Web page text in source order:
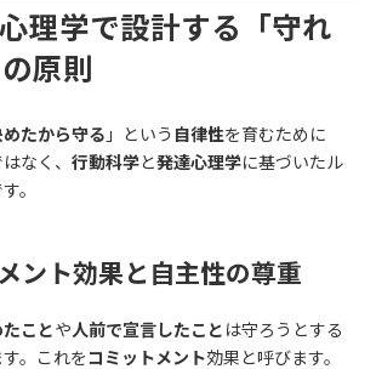
理学で設計する「守れ
原則
めたから守る 」という 自律性を育むために
なく、 行動科学と発達心理学に基づいたル
。
ント効果と自主性の尊重
ことや人前で宣言したこと は守ろうとする
。これをコミットメント効果と呼びます。